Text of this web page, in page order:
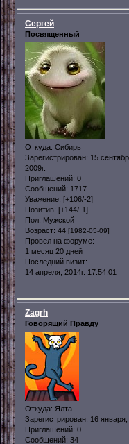
Сергей
Посвященный
Откуда: Сибирь
Зарегистрирован: 15
2009г.
Приглашений: 0
Сообщений: 1717
Уважение: [+106/-2]
Позитив: [+144/-1]
Пол: Мужской
Возраст: 44 [1982-05-09]
Провел на форуме:
1 месяц 20 дней
Последний визит:
14 апреля, 2014г. 17:54:01
Zagrh
Говорящий Правду
Откуда: Ялта
Зарегистрирован: 16 января,
Приглашений: 0
Сообщений: 34